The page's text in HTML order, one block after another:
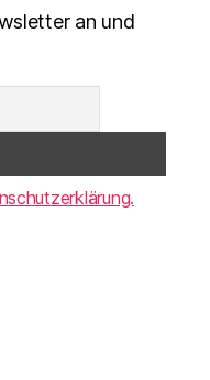
an und